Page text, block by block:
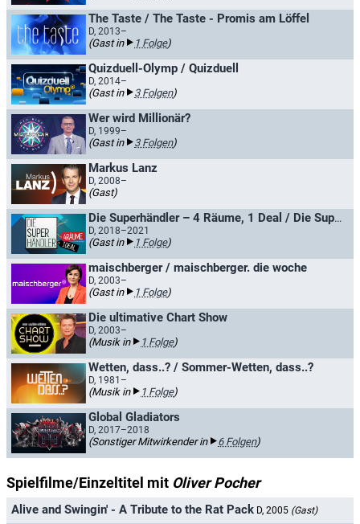
The Taste / The Taste - Promis am Löffel
D, 2013–
(Gast in 1 Folge)
Quizduell-Olymp / Quizduell
D, 2014–
(Gast in 3 Folgen)
Wer wird Millionär?
D, 1999–
(Gast in 3 Folgen)
Markus Lanz
D, 2008–
(Gast)
Die Superhändler – 4 Räume, 1 Deal / Die Superhändler XXL
D, 2018–2021
(Gast in 1 Folge)
maischberger / maischberger. die woche
D, 2003–
(Gast in 1 Folge)
Die ultimative Chart Show
D, 2003–
(Musik in 1 Folge)
Wetten, dass..? / Sommer-Wetten, dass..?
D, 1981–
(Musik in 1 Folge)
Global Gladiators
D, 2017–2018
(Sonstiger Mitwirkender in 6 Folgen)
Spielfilme/Einzeltitel mit Oliver Pocher
Alive and Swingin' - A Tribute to the Rat Pack D, 2005 (Gast)